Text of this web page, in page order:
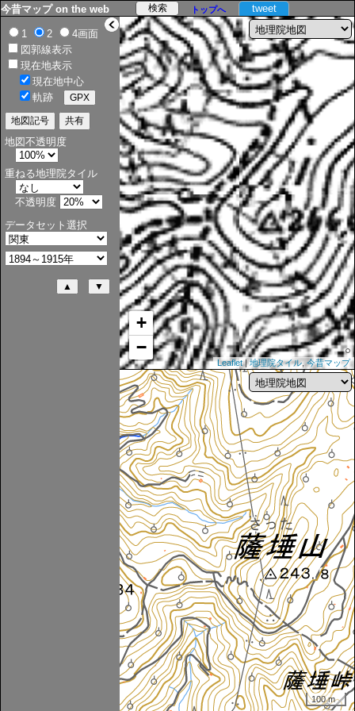
> tweet
今昔マップ on the web トップへ
+
−
Leaflet|地理院タイル, 今昔マップ
100 m
1 2
4画面
図郭線表示
現在地表示
現在地中心
軌跡
地図不透明度
重ねる地理院タイル
不透明度
データセット選択